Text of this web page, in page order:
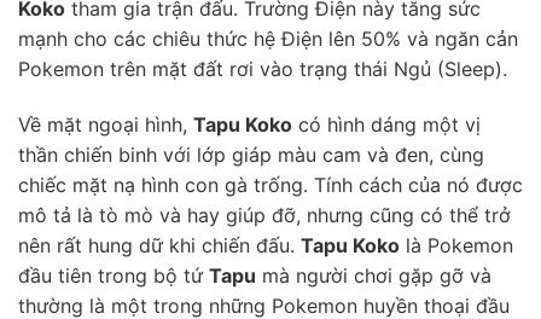
Koko tham gia trận đấu. Trường Điện này tăng sức
mạnh cho các chiêu thức hệ Điện lên 50% và ngăn cản
Pokemon trên mặt đất rơi vào trạng thái Ngủ (Sleep).
Về mặt ngoại hình, Tapu Koko có hình dáng một vị
thần chiến binh với lớp giáp màu cam và đen, cùng
chiếc mặt nạ hình con gà trống. Tính cách của nó được
mô tả là tò mò và hay giúp đỡ, nhưng cũng có thể trở
nên rất hung dữ khi chiến đấu. Tapu Koko là Pokemon
đầu tiên trong bộ tứ Tapu mà người chơi gặp gỡ và
thường là một trong những Pokemon huyền thoại đầu